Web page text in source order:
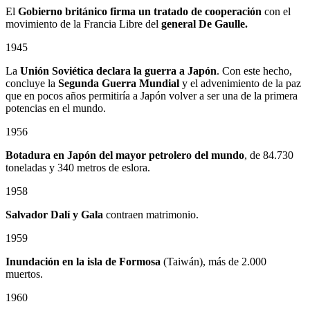
El Gobierno británico firma un tratado de cooperación con el
movimiento de la Francia Libre del general De Gaulle.
1945
La Unión Soviética declara la guerra a Japón. Con este hecho,
concluye la Segunda Guerra Mundial y el advenimiento de la paz
que en pocos años permitiría a Japón volver a ser una de la primera
potencias en el mundo.
1956
Botadura en Japón del mayor petrolero del mundo, de 84.730
toneladas y 340 metros de eslora.
1958
Salvador Dalí y Gala contraen matrimonio.
1959
Inundación en la isla de Formosa (Taiwán), más de 2.000
muertos.
1960